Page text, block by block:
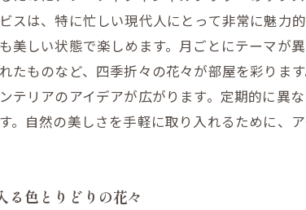
スは、特に忙しい現代人にとって非常に魅力
美しい状態で楽しめます。月ごとにテーマが
たものなど、四季折々の花々が部屋を彩りま
テリアのアイデアが広がります。定期的に異
。自然の美しさを手軽に取り入れるために、
る色とりどりの花々